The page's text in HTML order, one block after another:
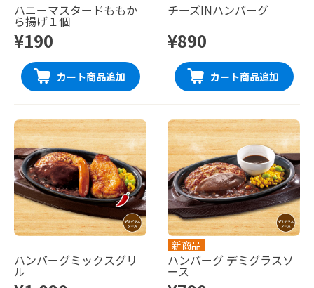
ハニーマスタードももか
ら揚げ１個
¥190
カート商品追加
チーズINハンバーグ
¥890
カート商品追加
ハンバーグミックスグリ
ル
新商品
ハンバーグ デミグラスソ
ース